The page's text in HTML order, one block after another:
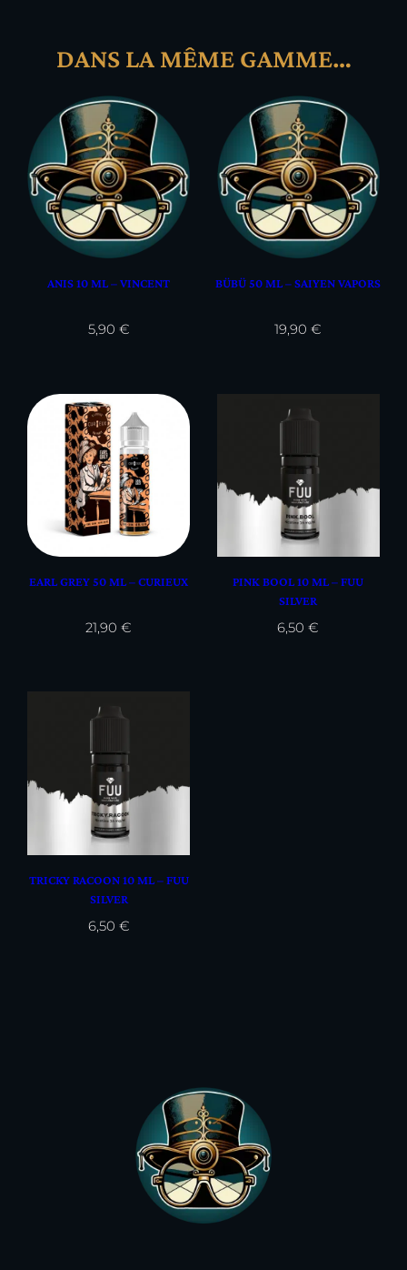
DANS LA MÊME GAMME…
ANIS 10 ML – VINCENT
5,90 €
BÜBÜ 50 ML – SAIYEN VAPORS
19,90€
EARL GREY 50 ML – CURIEUX
21,90€
PINK BOOL 10 ML – FUU
SILVER
6,50€
TRICKY RACOON 10 ML – FUU
SILVER
6,50 €